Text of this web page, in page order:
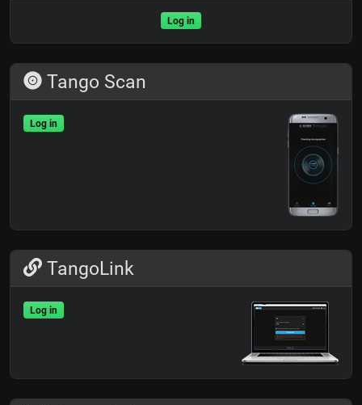
Log in
Tango Scan
Log in
TangoLink
Log in